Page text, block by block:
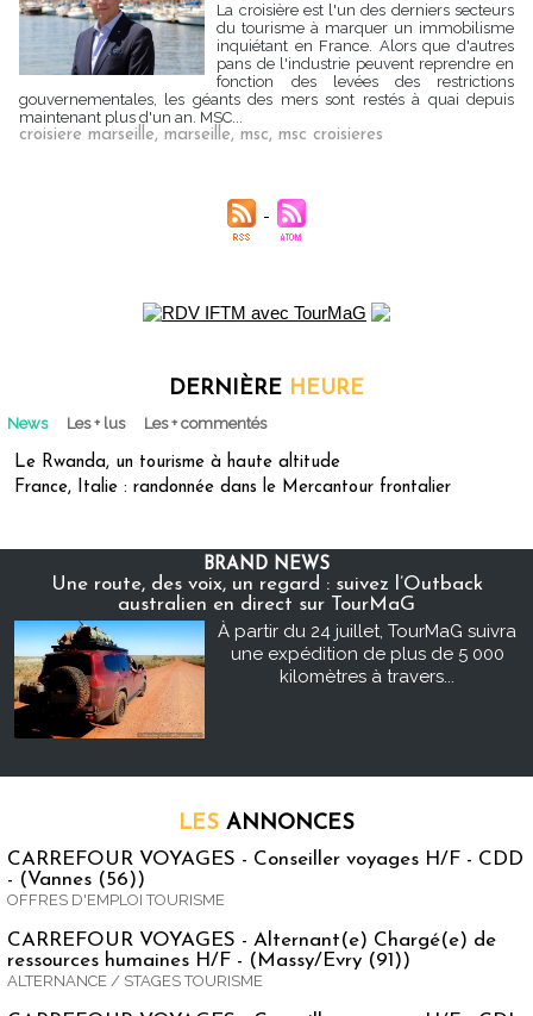
La croisière est l'un des derniers secteurs
du tourisme à marquer un immobilisme
inquiétant en France. Alors que d'autres
pans de l'industrie peuvent reprendre en
fonction des levées des restrictions
gouvernementales, les géants des mers sont restés à quai depuis
maintenant plus d'un an. MSC...
croisiere marseille, marseille, msc, msc croisieres
DERNIÈRE HEURE
News Les + lus Les + commentés
Le Rwanda, un tourisme à haute altitude
France, Italie : randonnée dans le Mercantour frontalier
BRAND NEWS
Une route, des voix, un regard : suivez l’Outback
australien en direct sur TourMaG
À partir du 24 juillet, TourMaG suivra
une expédition de plus de 5 000
kilomètres à travers...
LES ANNONCES
CARREFOUR VOYAGES - Conseiller voyages H/F - CDD
- (Vannes (56))
OFFRES D'EMPLOI TOURISME
CARREFOUR VOYAGES - Alternant(e) Chargé(e) de
ressources humaines H/F - (Massy/Evry (91))
ALTERNANCE / STAGES TOURISME